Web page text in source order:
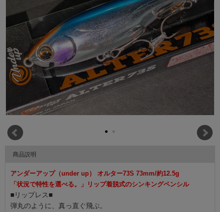
商品説明
アンダーアップ（under up） オルター73S 73mm/約12.5g
「状況で特性を選べる。」リップ着脱式のシンキングペンシル
■リップレス■
弾丸のように、真っ直ぐ飛ぶ。